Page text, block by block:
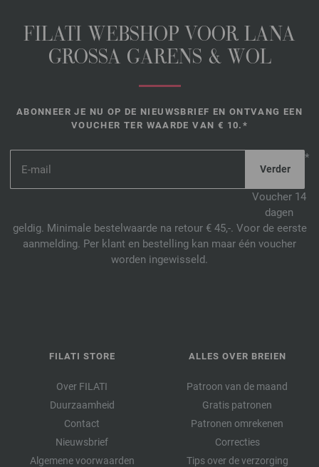
FILATI WEBSHOP VOOR LANA
GROSSA GARENS & WOL
ABONNEER JE NU OP DE NIEUWSBRIEF EN ONTVANG EEN
VOUCHER TER WAARDE VAN € 10.*
*
Voucher 14
dagen
geldig. Minimale bestelwaarde na retour € 45,-. Voor de eerste
aanmelding. Per klant en bestelling kan maar één voucher
worden ingewisseld.
FILATI STORE
Over FILATI
Duurzaamheid
Contact
Nieuwsbrief
Algemene voorwaarden
ALLES OVER BREIEN
Patroon van de maand
Gratis patronen
Patronen omrekenen
Correcties
Tips over de verzorging